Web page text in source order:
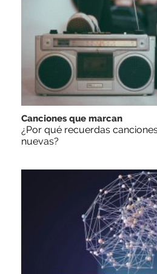
Canciones que marcan
¿Por qué recuerdas
nuevas?